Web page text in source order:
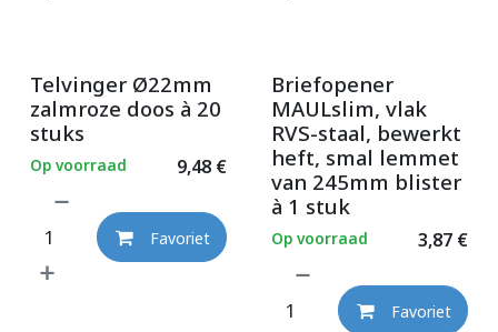
Telvinger Ø22mm
zalmroze doos à 20
stuks
9,48€
Op voorraad
Favoriet
Briefopener
MAULslim, vlak
RVS-staal, bewerkt
heft, smal lemmet
van 245mm blister
à 1 stuk
3,87€
Op voorraad
Favoriet